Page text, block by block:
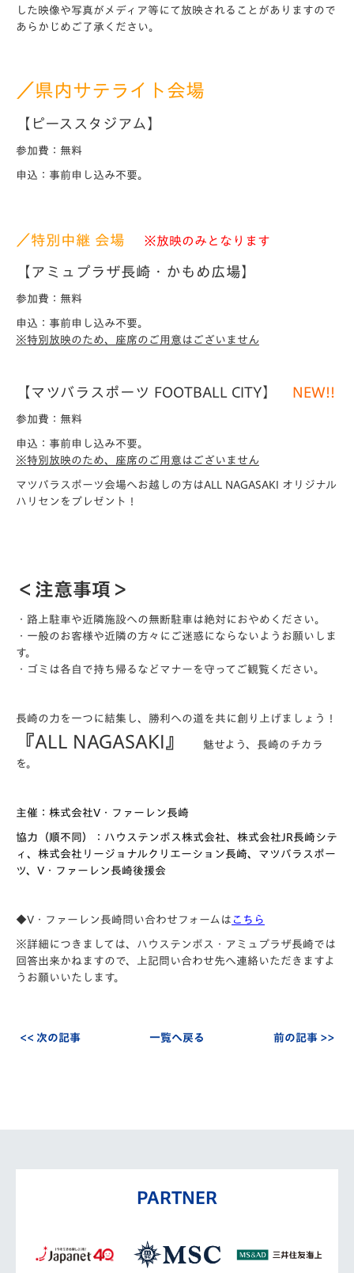
した映像や写真がメディア等にて放映されることがありますので
あらかじめご了承ください。
／県内サテライト会場
【ピーススタジアム】
参加費：無料
申込：事前申し込み不要。
／特別中継 会場 ※放映のみとなります
【アミュプラザ長崎・かもめ広場】
参加費：無料
申込：事前申し込み不要。
※特別放映のため、座席のご用意はございません
【マツバラスポーツ FOOTBALL CITY】 NEW!!
参加費：無料
申込：事前申し込み不要。
※特別放映のため、座席のご用意はございません
マツバラスポーツ会場へお越しの方はALL NAGASAKI オリジナル
ハリセンをプレゼント！
＜注意事項＞
・路上駐車や近隣施設への無断駐車は絶対におやめください。
・一般のお客様や近隣の方々にご迷惑にならないようお願いしま
す。
・ゴミは各自で持ち帰るなどマナーを守ってご観覧ください。
長崎の力を一つに結集し、勝利への道を共に創り上げましょう！
『ALL NAGASAKI』
魅せよう、長崎のチカラ
を。
主催：株式会社V・ファーレン長崎
協力（順不同）：ハウステンボス株式会社、株式会社JR長崎シテ
ィ、株式会社リージョナルクリエーション長崎、マツバラスポー
ツ、V・ファーレン長崎後援会
◆V・ファーレン長崎問い合わせフォームは こちら
※詳細につきましては、ハウステンボス・アミュプラザ長崎では
回答出来かねますので、上記問い合わせ先へ連絡いただきますよ
うお願いいたします。
<< 次の記事 一覧へ戻る 前の記事 >>
PARTNER